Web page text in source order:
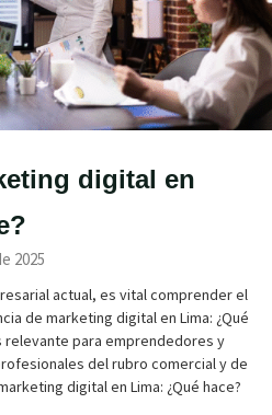
digital en
2025
actual, es vital comprender el
de marketing digital en Lima: ¿Qué
relevante para emprendedores y
del rubro comercial y de
digital en Lima: ¿Qué hace?